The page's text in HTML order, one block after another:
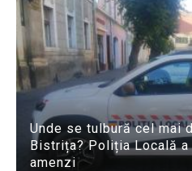
Unde se tulbură cel mai
Bistrița? Poliția Locală
amenzi